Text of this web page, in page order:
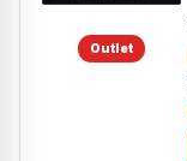
Outlet